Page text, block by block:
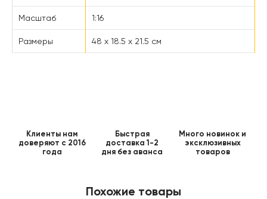
Масштаб 1:16
Размеры 48 х 18.5 х 21.5 см
Клиенты нам
доверяют с 2016
года
Быстрая
доставка 1-2
дня без аванса
Много новинок и
эксклюзивных
товаров
Похожие товары